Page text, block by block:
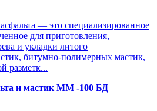
— это специализированное
для приготовления,
и укладки литого
битумно-полимерных мастик,
разметк...
и мастик MM -100 БД